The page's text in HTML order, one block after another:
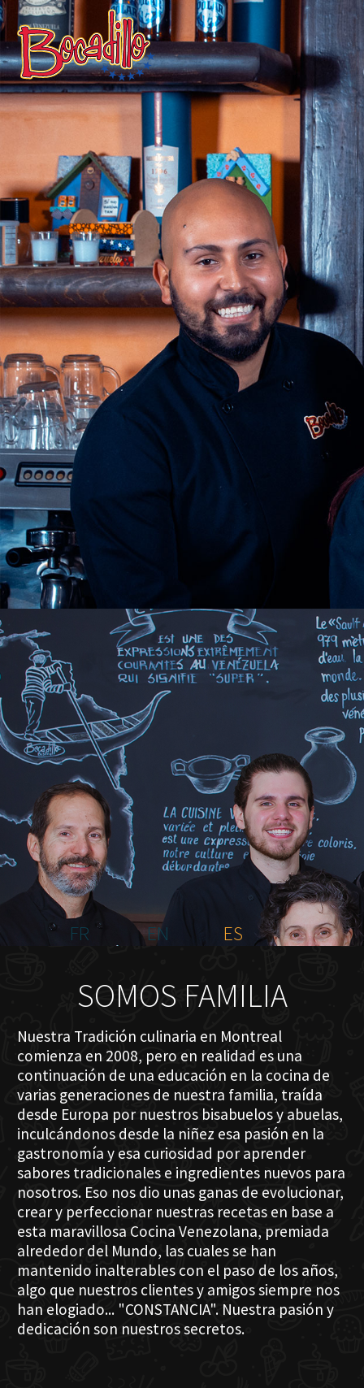
INICIO
NOSOTROS
MENÚ PLATEAU
EVENTOS
RESERVACIONES
COMENTARIOS
CONTACTO
FR
EN ES
SOMOS FAMILIA
Nuestra Tradición culinaria en Montreal
comienza en 2008, pero en realidad es una
continuación de una educación en la cocina de
varias generaciones de nuestra familia, traída
desde Europa por nuestros bisabuelos y abuelas,
inculcándonos desde la niñez esa pasión en la
gastronomía y esa curiosidad por aprender
sabores tradicionales e ingredientes nuevos para
nosotros. Eso nos dio unas ganas de evolucionar,
crear y perfeccionar nuestras recetas en base a
esta maravillosa Cocina Venezolana, premiada
alrededor del Mundo, las cuales se han
mantenido inalterables con el paso de los años,
algo que nuestros clientes y amigos siempre nos
han elogiado... "CONSTANCIA". Nuestra pasión y
dedicación son nuestros secretos.